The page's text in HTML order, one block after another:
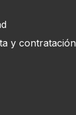
y contratación